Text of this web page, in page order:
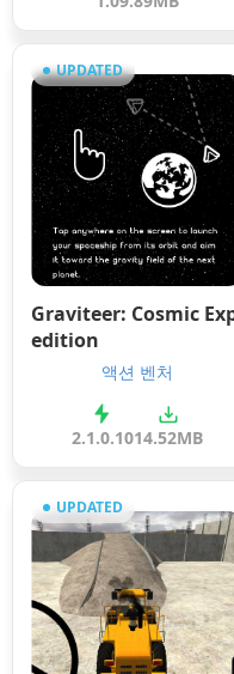
UPDATED
Graviteer: Cosmic
edition
액션 벤처
2.1.0.1014.52MB
UPDATED